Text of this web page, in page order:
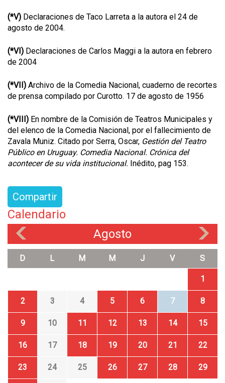
(*V) Declaraciones de Taco Larreta a la autora el 24 de
agosto de 2004.
(*VI) Declaraciones de Carlos Maggi a la autora en febrero
de 2004
(*VII) Archivo de la Comedia Nacional, cuaderno de recortes
de prensa compilado por Curotto. 17 de agosto de 1956
(*VIII) En nombre de la Comisión de Teatros Municipales y
del elenco de la Comedia Nacional, por el fallecimiento de
Zavala Muniz. Citado por Serra, Oscar, Gestión del Teatro
Público en Uruguay. Comedia Nacional. Crónica del
acontecer de su vida institucional. Inédito, pag 153.
Compartir
Calendario
Agosto
D L M M J V S
1
2 3 4 5 6 7 8
9 10 11 12 13 14 15
16 17 18 19 20 21 22
23 24 25 26 27 28 29